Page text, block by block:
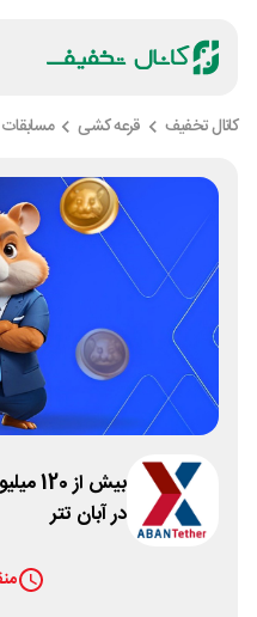
کانال تخفیف قرعه کشی مسابقات
بیش
در آبان تتر